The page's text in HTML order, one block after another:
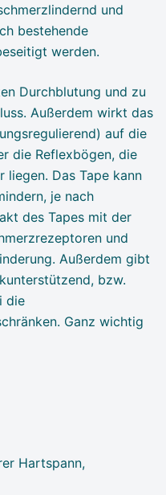
und
bestehende
werden.
Durchblutung und zu
Außerdem wirkt das
auf die
die Reflexbögen, die
liegen. Das Tape kann
je nach
des Tapes mit der
und
Außerdem gibt
bzw.
die
Ganz wichtig
Hartspann,